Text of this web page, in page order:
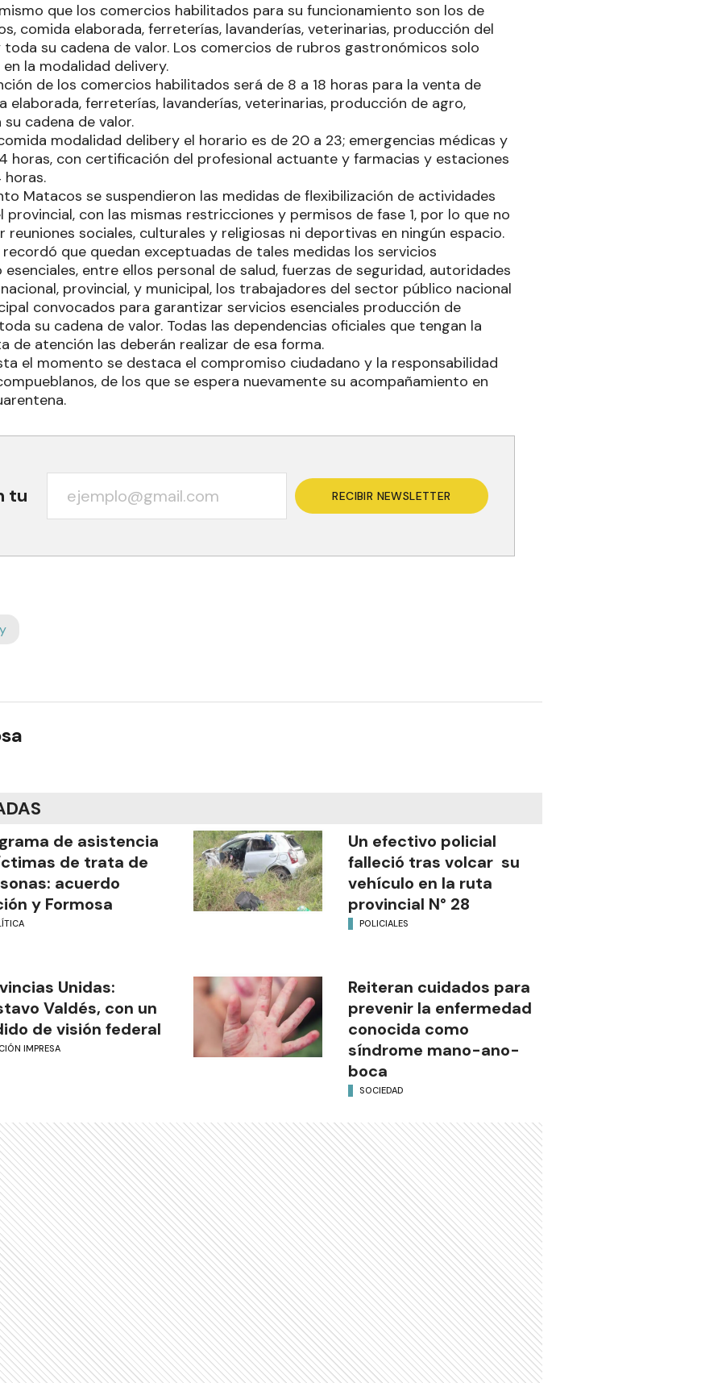
que los comercios habilitados para su funcionamiento son los de
comida elaborada, ferreterías, lavanderías, veterinarias, producción del
su cadena de valor. Los comercios de rubros gastronómicos solo
la modalidad delivery.
de los comercios habilitados será de 8 a 18 horas para la venta de
elaborada, ferreterías, lavanderías, veterinarias, producción de agro,
cadena de valor.
modalidad delibery el horario es de 20 a 23; emergencias médicas y
horas, con certificación del profesional actuante y farmacias y estaciones
horas.
Matacos se suspendieron las medidas de flexibilización de actividades
provincial, con las mismas restricciones y permisos de fase 1, por lo que no
reuniones sociales, culturales y religiosas ni deportivas en ningún espacio.
que quedan exceptuadas de tales medidas los servicios
entre ellos personal de salud, fuerzas de seguridad, autoridades
provincial, y municipal, los trabajadores del sector público nacional
convocados para garantizar servicios esenciales producción de
su cadena de valor. Todas las dependencias oficiales que tengan la
de atención las deberán realizar de esa forma.
el momento se destaca el compromiso ciudadano y la responsabilidad
de los que se espera nuevamente su acompañamiento en
tu RECIBIR NEWSLETTER
de asistencia
de trata de
acuerdo
y Formosa
Un efectivo policial
falleció tras volcar su
vehículo en la ruta
provincial N° 28
POLICIALES
Unidas:
Valdés, con un
de visión federal
IMPRESA
Reiteran cuidados para
prevenir la enfermedad
conocida como
síndrome mano-ano-
boca
SOCIEDAD